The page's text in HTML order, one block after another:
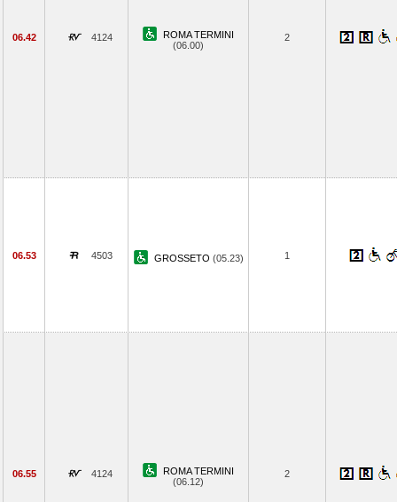
06.42 4124
ROMA TERMINI
(06.00)
2
06.53 4503 GROSSETO (05.23) 1
06.55 4124
ROMA TERMINI
(06.12)
2